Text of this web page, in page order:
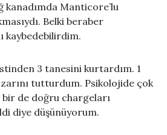
kanadımda Manticore’lu
Belki beraber
kaybedebilirdim.
3 tanesini kurtardım. 1
tutturdum. Psikolojide çok
de doğru chargeları
diye düşünüyorum.